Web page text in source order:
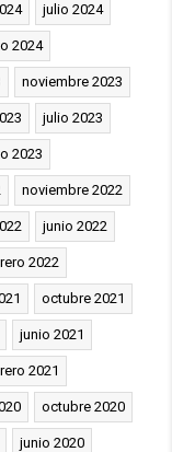
julio 2024
2024
noviembre 2023
julio 2023
2023
noviembre 2022
junio 2022
2022
octubre 2021
junio 2021
2021
octubre 2020
junio 2020